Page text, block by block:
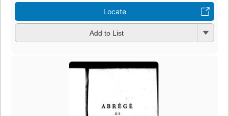
Locate
Add to List